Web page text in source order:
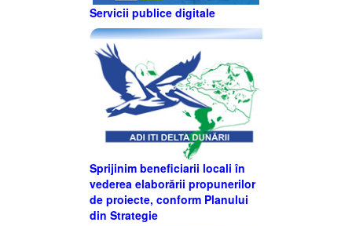
Servicii publice digitale
Sprijinim beneficiarii locali în
vederea elaborării propunerilor
de proiecte, conform Planului
din Strategie